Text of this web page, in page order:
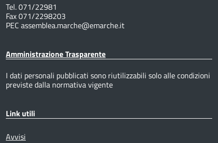
Tel. 071/22981
Fax 071/2298203
PEC assemblea.marche@emarche.it
Amministrazione Trasparente
I dati personali pubblicati sono riutilizzabili solo alle condizioni
previste dalla normativa vigente
Link utili
Avvisi